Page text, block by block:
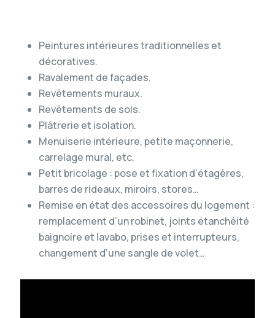
Peintures intérieures traditionnelles et
décoratives.
Ravalement de façades.
Revêtements muraux.
Revêtements de sols.
Plâtrerie et isolation.
Menuiserie intérieure, petite maçonnerie,
carrelage mural, etc.
Petit bricolage : pose et fixation d’étagères,
barres de rideaux, miroirs, stores…
Remise en état des accessoires du logement :
remplacement d’un robinet, joints étanchéité
baignoire et lavabo, prises et interrupteurs,
changement d’une sangle de volet…